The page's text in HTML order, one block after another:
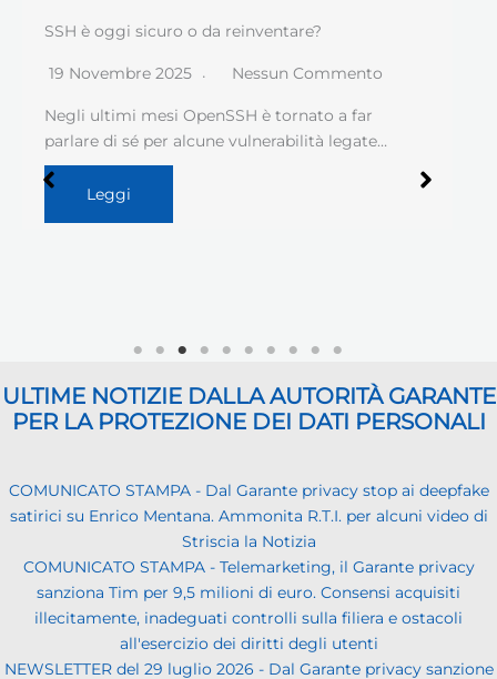
SSH è oggi sicuro o da reinventare?
19 Novembre 2025 Nessun Commento
Negli ultimi mesi OpenSSH è tornato a far
parlare di sé per alcune vulnerabilità legate…
Leggi
ULTIME NOTIZIE DALLA AUTORITÀ GARANTE
PER LA PROTEZIONE DEI DATI PERSONALI
COMUNICATO STAMPA - Dal Garante privacy stop ai deepfake
satirici su Enrico Mentana. Ammonita R.T.I. per alcuni video di
Striscia la Notizia
COMUNICATO STAMPA - Telemarketing, il Garante privacy
sanziona Tim per 9,5 milioni di euro. Consensi acquisiti
illecitamente, inadeguati controlli sulla filiera e ostacoli
all'esercizio dei diritti degli utenti
NEWSLETTER del 29 luglio 2026 - Dal Garante privacy sanzione